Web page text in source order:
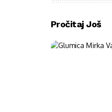
Pročitaj Još